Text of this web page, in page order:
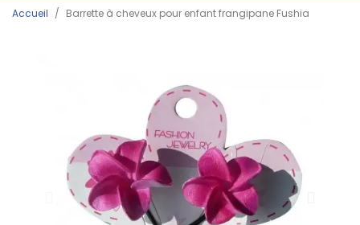
Accueil Barrette à cheveux pour enfant frangipane Fushia